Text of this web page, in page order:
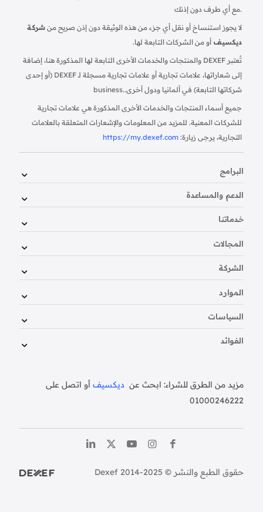
مع أي طرف دون إذنك.
لا يجوز استنساخ أو نقل أي جزء من هذه الوثيقة دون إذن صريح من شركة
ديكسيف أو من الشركات التابعة لها.
تُعتبر DEXEF والمنتجات والخدمات الأخرى التابعة لها المذكورة هنا، إضافة
إلى شعاراتها، علامات تجارية أو علامات تجارية مسجلة لـ DEXEF (أو إحدى
شركاتها التابعة) في ألمانيا ودول أخرى.business.
جميع أسماء المنتجات والخدمات الأخرى المذكورة هي علامات تجارية
للشركات المعنية. للمزيد من المعلومات والإشعارات المتعلقة بالعلامات
التجارية، يرجى زيارة: https://my.dexef.com
البرامج
الدعم والمساعدة
خدماتنا
المجالات
الشركة
الموارد
السياسات
الفوائد
مزيد من الطرق للشراء: ابحث عن ديكسيف أو اتصل على
01000246222
حقوق الطبع والنشر © Dexef 2014-2025